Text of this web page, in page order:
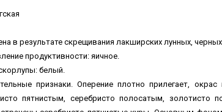
в результате скрещивания лакширских лунных,
продуктивности: яичное.
белый.
признаки. Оперение плотно прилегает,
пятнистым, серебристо полосатым, золотисто